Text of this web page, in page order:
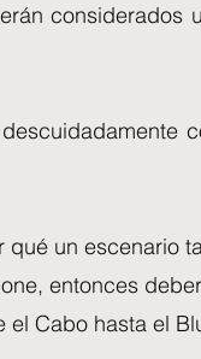
considerados
un escenario
entonces
Cabo hasta el